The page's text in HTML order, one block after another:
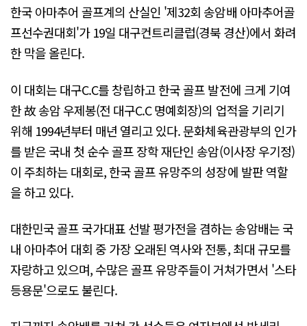
한국 아마추어 골프계의 산실인 '제32회 송암배 아마추어골
프선수권대회'가 19일 대구컨트리클럽(경북 경산)에서 화려
한 막을 올린다.
이 대회는 대구C.C를 창립하고 한국 골프 발전에 크게 기여
한 故 송암 우제봉(전 대구C.C 명예회장)의 업적을 기리기
위해 1994년부터 매년 열리고 있다. 문화체육관광부의 인가
를 받은 국내 첫 순수 골프 장학 재단인 송암(이사장 우기정)
이 주최하는 대회로, 한국 골프 유망주의 성장에 발판 역할
을 하고 있다.
대한민국 골프 국가대표 선발 평가전을 겸하는 송암배는 국
내 아마추어 대회 중 가장 오래된 역사와 전통, 최대 규모를
자랑하고 있으며, 수많은 골프 유망주들이 거쳐가면서 '스타
등용문'으로도 불린다.